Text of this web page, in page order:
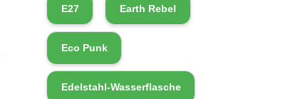
E27 Earth Rebel
Eco Punk
Edelstahl-Wasserflasche